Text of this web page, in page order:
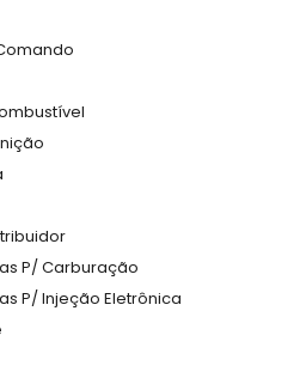
P/ Carburação
P/ Injeção Eletrônica